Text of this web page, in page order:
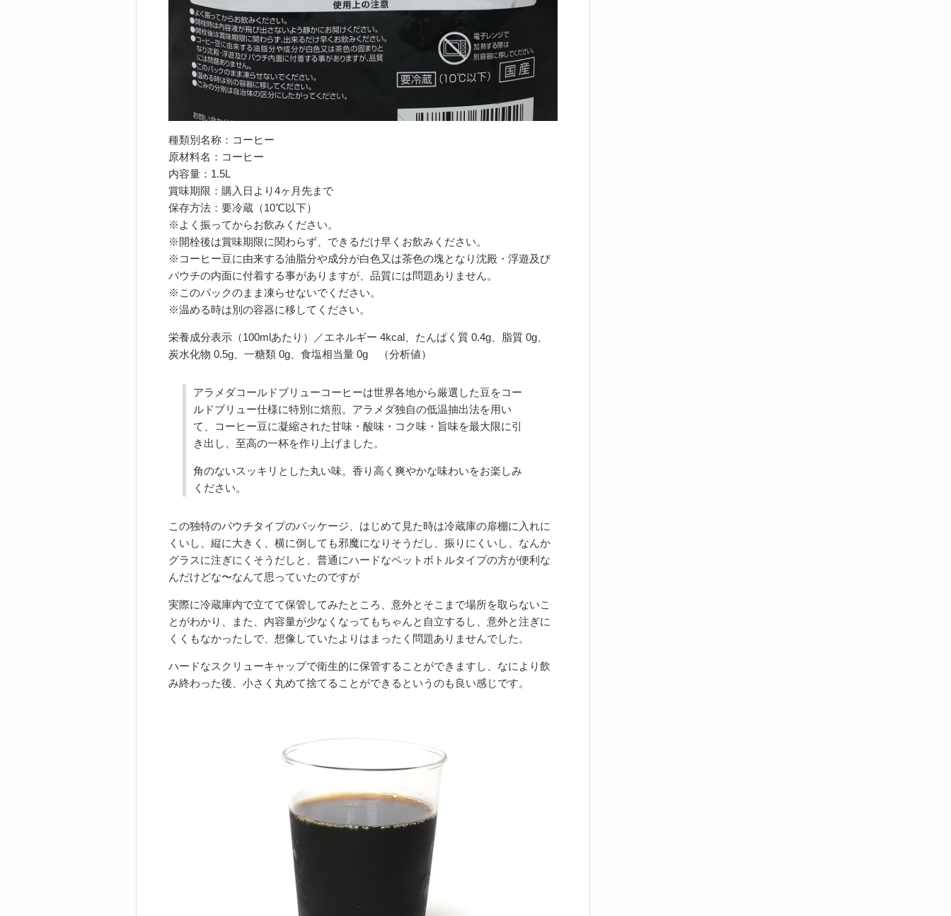
種類別名称：コーヒー
原材料名：コーヒー
内容量：1.5L
賞味期限：購入日より4ヶ月先まで
保存方法：要冷蔵（10℃以下）
※よく振ってからお飲みください。
※開栓後は賞味期限に関わらず、できるだけ早くお飲みください。
※コーヒー豆に由来する油脂分や成分が白色又は茶色の塊となり沈殿・浮遊及び
パウチの内面に付着する事がありますが、品質には問題ありません。
※このパックのまま凍らせないでください。
※温める時は別の容器に移してください。
栄養成分表示（100mlあたり）／エネルギー 4kcal、たんぱく質 0.4g、脂質 0g、
炭水化物 0.5g、一糖類 0g、食塩相当量 0g （分析値）
アラメダコールドブリューコーヒーは世界各地から厳選した豆をコー
ルドブリュー仕様に特別に焙煎。アラメダ独自の低温抽出法を用い
て、コーヒー豆に凝縮された甘味・酸味・コク味・旨味を最大限に引
き出し、至高の一杯を作り上げました。
角のないスッキリとした丸い味。香り高く爽やかな味わいをお楽しみ
ください。
この独特のパウチタイプのパッケージ、はじめて見た時は冷蔵庫の扉棚に入れに
くいし、縦に大きく、横に倒しても邪魔になりそうだし、振りにくいし、なんか
グラスに注ぎにくそうだしと、普通にハードなペットボトルタイプの方が便利な
んだけどな〜なんて思っていたのですが
実際に冷蔵庫内で立てて保管してみたところ、意外とそこまで場所を取らないこ
とがわかり、また、内容量が少なくなってもちゃんと自立するし、意外と注ぎに
くくもなかったしで、想像していたよりはまったく問題ありませんでした。
ハードなスクリューキャップで衛生的に保管することができますし、なにより飲
み終わった後、小さく丸めて捨てることができるというのも良い感じです。